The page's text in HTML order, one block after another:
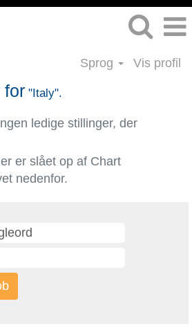
Sprog Vis profil
for "Italy".
ledige stillinger, der
er slået op af Chart
nedenfor.